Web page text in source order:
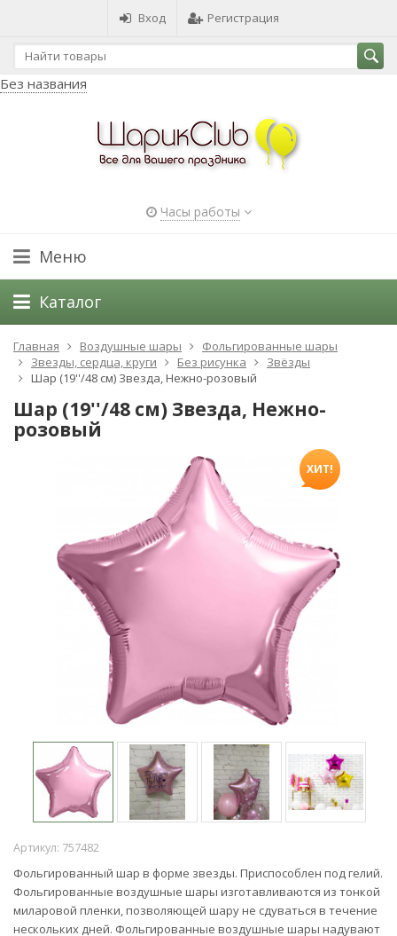
Вход Регистрация
Без названия
Часы работы
Меню
Каталог
Главная Воздушные шары
Фольгированные шары
Звезды, сердца, круги
Без рисунка
Звёзды
Шар (19''/48 см) Звезда, Нежно-розовый
Шар (19''/48 см) Звезда, Нежно-
розовый
ХИТ!
Артикул: 757482
Фольгированный шар в форме звезды. Приспособлен под гелий.
Фольгированные воздушные шары изготавливаются из тонкой
миларовой пленки, позволяющей шару не сдуваться в течение
нескольких дней. Фольгированные воздушные шары надувают